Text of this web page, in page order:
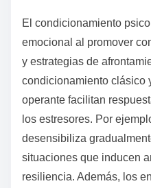
El condicionamiento
emocional al promover
y estrategias de
condicionamiento clásico
operante facilitan
los estresores. Por
desensibiliza
situaciones que inducen
resiliencia. Además, los